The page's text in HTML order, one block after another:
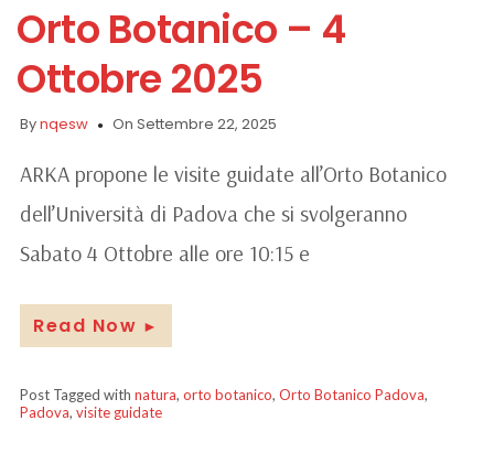
Orto Botanico – 4
Ottobre 2025
Bynqesw On Settembre 22, 2025
ARKA propone le visite guidate all’Orto Botanico
dell’Università di Padova che si svolgeranno
Sabato 4 Ottobre alle ore 10:15 e
Read Now ►
Post Tagged with natura, orto botanico, Orto Botanico Padova,
Padova, visite guidate